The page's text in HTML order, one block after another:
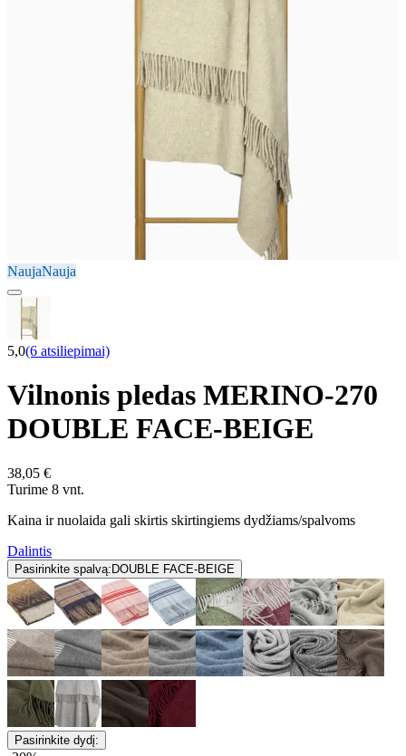
NaujaNauja
5,0(6 atsiliepimai)
Vilnonis pledas MERINO-270
DOUBLE FACE-BEIGE
38,05 €
Turime 8 vnt.
Kaina ir nuolaida gali skirtis skirtingiems dydžiams/spalvoms
Dalintis
Pasirinkite spalvą: DOUBLE FACE-BEIGE
Pasirinkite dydį: